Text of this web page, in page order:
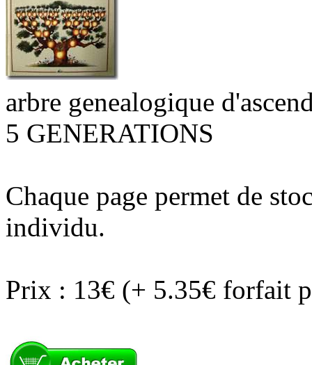
arbre genealogique
5 GENERATIONS
Chaque page permet de
individu.
Prix : 13€ (+ 5.35€ forfait